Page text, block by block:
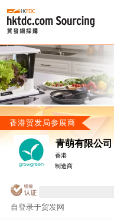
香港贸发局参展商
青萌有限公司
香港
制造商
自登录于贸发网